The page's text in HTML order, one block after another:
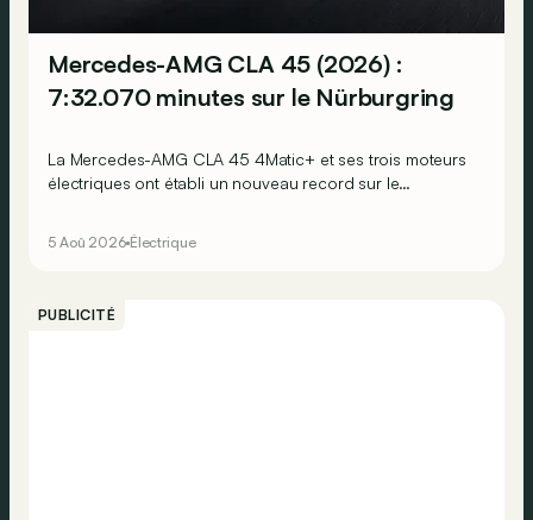
Mercedes-AMG CLA 45 (2026) :
7:32.070 minutes sur le Nürburgring
La Mercedes-AMG CLA 45 4Matic+ et ses trois moteurs
électriques ont établi un nouveau record sur le
5 Aoû 2026 Électrique
PUBLICITÉ